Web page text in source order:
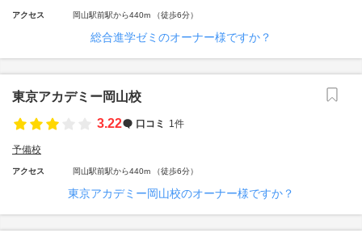
アクセス 岡山駅前駅から440m （徒歩6分）
総合進学ゼミのオーナー様ですか？
東京アカデミー岡山校
3.22
口コミ 1件
予備校
アクセス 岡山駅前駅から440m （徒歩6分）
東京アカデミー岡山校のオーナー様ですか？